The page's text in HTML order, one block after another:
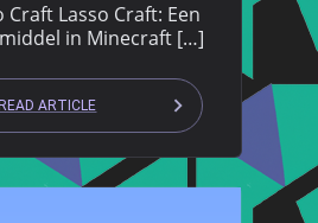
Craft Lasso Craft: Een
in Minecraft […]
READ ARTICLE